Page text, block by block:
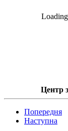
Центр
Попередня
Наступна